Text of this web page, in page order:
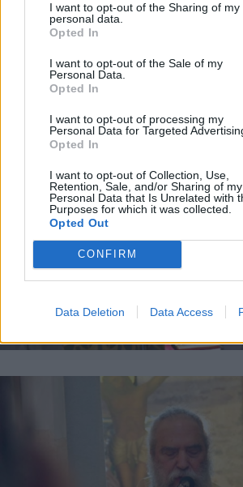
I want to opt-out of the Sharing of my
personal data.
Opted In
I want to opt-out of the Sale of my
Personal Data.
Opted In
I want to opt-out of processing my
Personal Data for Targeted
Opted In
I want to opt-out of Collection, Use,
Retention, Sale, and/or Sharing of my
Personal Data that Is Unrelated with
Purposes for which it was collected.
Opted Out
CONFIRM
Data Deletion Data Access